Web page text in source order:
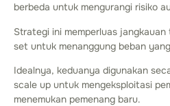
berbeda untuk mengurangi risiko
Strategi ini memperluas
set untuk menanggung beban
Idealnya, keduanya digunakan
scale up untuk mengeksploitasi
menemukan pemenang baru.